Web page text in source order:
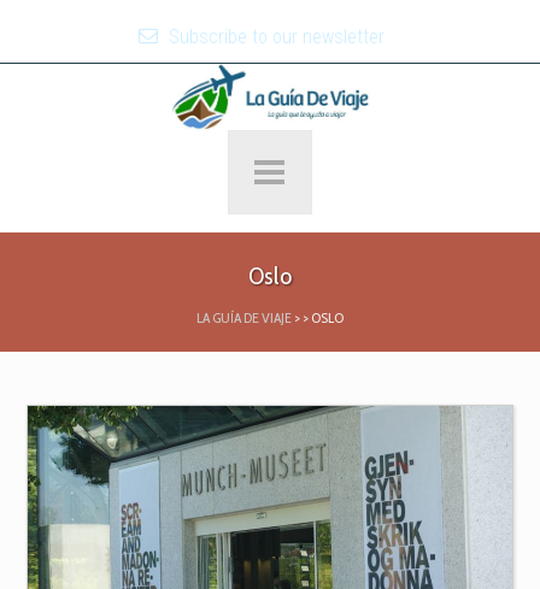
Subscribe to our newsletter
Oslo
LA GUÍA DE VIAJE > > OSLO